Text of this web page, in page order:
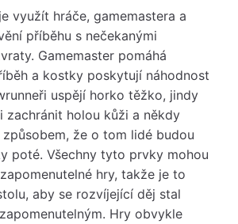
využít hráče, gamemastera a
příběhu s nečekanými
Gamemaster pomáhá
a kostky poskytují náhodnost
uspějí horko těžko, jindy
zachránit holou kůži a někdy
že o tom lidé budou
poté. Všechny tyto prvky mohou
hry, takže je to
aby se rozvíjející děj stal
Hry obvykle